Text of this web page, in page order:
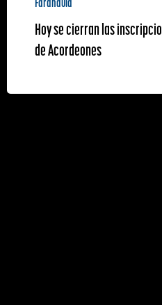
Hoy se cierran las
de Acordeones